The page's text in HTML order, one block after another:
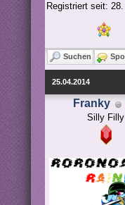
Registriert seit:
Suchen
25.04.2014
Franky
Silly Filly